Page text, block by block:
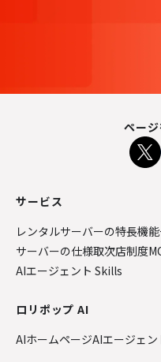
ペー
サービス
レンタルサーバーの特長機
サーバーの仕様取次店制度
AIエージェント Skills
ロリポップ AI
AIホームページAIエージェン